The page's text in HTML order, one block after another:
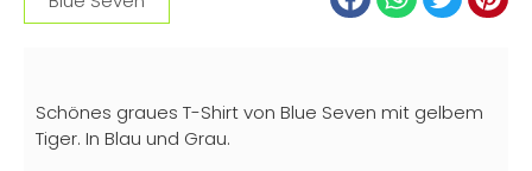
Schönes graues T-Shirt von Blue Seven mit gelbem
Tiger. In Blau und Grau.